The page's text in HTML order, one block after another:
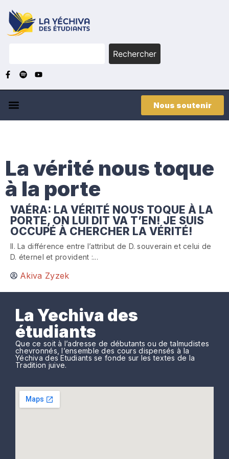
Rechercher
Nous soutenir
La vérité nous toque
à la porte
VAÉRA: LA VÉRITÉ NOUS TOQUE À LA
PORTE, ON LUI DIT VA T’EN! JE SUIS
OCCUPÉ À CHERCHER LA VÉRITÉ!
II. La différence entre l’attribut de D. souverain et celui de
D. éternel et provident :...
Akiva Zyzek
La Yechiva des
étudiants
Que ce soit à l’adresse de débutants ou de talmudistes
chevronnés, l’ensemble des cours dispensés à la
Yéchiva des Etudiants se fonde sur les textes de la
Tradition juive.